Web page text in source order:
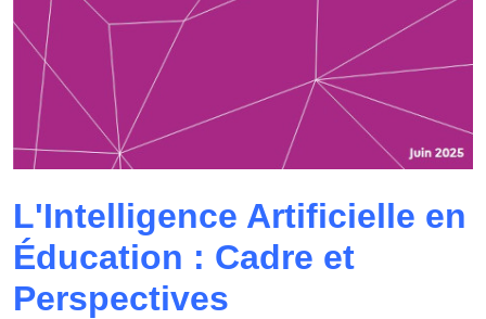
L'Intelligence Artificielle en
Éducation : Cadre et
Perspectives